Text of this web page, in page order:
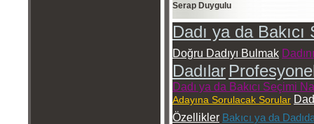
Serap Duygulu
Dadı ya da Bakıcı
Doğru Dadıyı Bulmak
Dadılar
Dadı ya da Bakıcı Seçimi
Adayına Sorulacak Sorular
Özellikler Bakıcı ya da